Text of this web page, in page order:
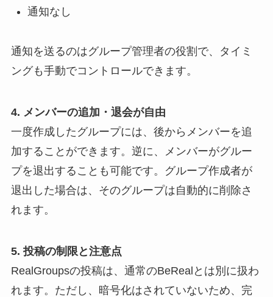
通知なし
通知を送るのはグループ管理者の役割で、タイミ
ングも手動でコントロールできます。
4. メンバーの追加・退会が自由
一度作成したグループには、後からメンバーを追
加することができます。逆に、メンバーがグルー
プを退出することも可能です。グループ作成者が
退出した場合は、そのグループは自動的に削除さ
れます。
5. 投稿の制限と注意点
RealGroupsの投稿は、通常のBeRealとは別に扱わ
れます。ただし、暗号化はされていないため、完